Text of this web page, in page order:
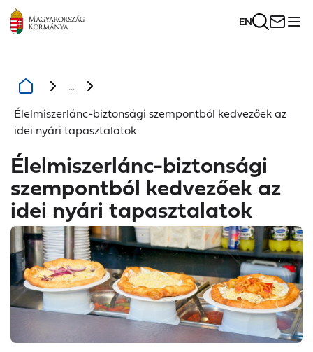
EN
...
Élelmiszerlánc-biztonsági szempontból kedvezőek az
idei nyári tapasztalatok
Élelmiszerlánc-biztonsági
szempontból kedvezőek az
idei nyári tapasztalatok